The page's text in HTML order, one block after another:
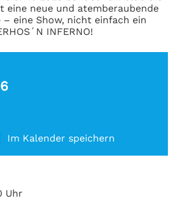
eine neue und atemberaubende
– eine Show, nicht einfach ein
INFERNO!
Im Kalender speichern
Uhr